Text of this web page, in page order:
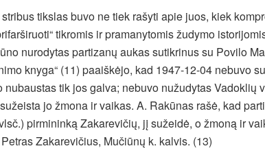
tikslas buvo ne tiek rašyti apie juos, kiek
tikromis ir pramanytomis žudymo
nurodytas partizanų aukas sutikrinus su Povilo
knyga“ (11) paaiškėjo, kad 1947-12-04 nebuvo
nubaustas tik jos galva; nebuvo nužudytas Vadoklių
jo žmona ir vaikas. A. Rakūnas rašė, kad
pirmininką Zakarevičių, jį sužeidė, o žmoną ir
Zakarevičius, Mučiūnų k. kalvis. (13)